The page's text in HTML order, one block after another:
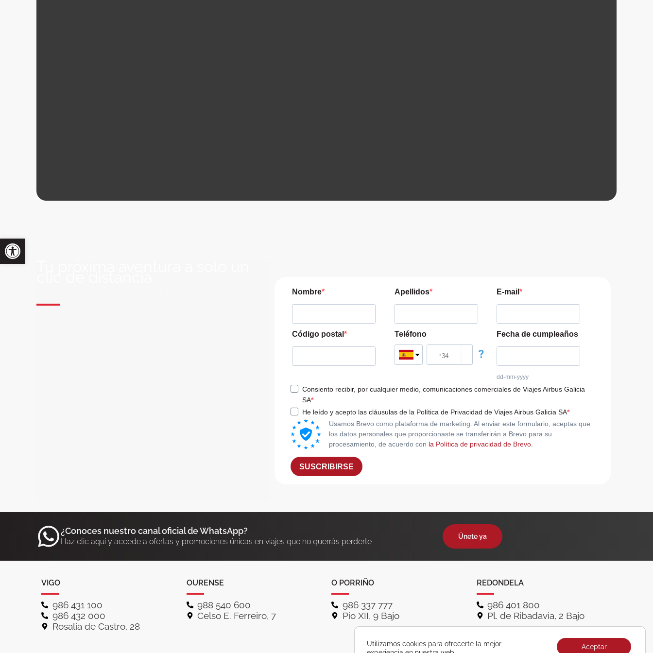
Nombre Apellidos E-mail
Código postal Teléfono
?
Fecha de cumpleaños
dd-mm-yyyy
Consiento recibir, por cualquier medio, comunicaciones comerciales de Viajes Airbus Galicia
SA
He leído y acepto las cláusulas de la Política de Privacidad de Viajes Airbus Galicia SA
Usamos Brevo como plataforma de marketing. Al enviar este formulario, aceptas que
los datos personales que proporcionaste se transferirán a Brevo para su
procesamiento, de acuerdo con la Política de privacidad de Brevo.
SUSCRIBIRSE
¿Conoces nuestro canal oficial de WhatsApp?
Haz clic aquí y accede a ofertas y promociones únicas en viajes que no querrás perderte
Únete ya
VIGO
986 431 100
986 432 000
Rosalia de Castro, 28
OURENSE
988 540 600
Celso E. Ferreiro, 7
O PORRIÑO
986 337 777
Pio XII, 9 Bajo
REDONDELA
986 401 800
Pl. de Ribadavia, 2 Bajo
Utilizamos cookies para ofrecerte la mejor
Aceptar